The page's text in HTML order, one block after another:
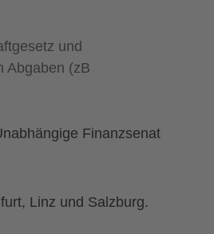
und
Abgaben (zB
Finanzsenat
Linz und Salzburg.